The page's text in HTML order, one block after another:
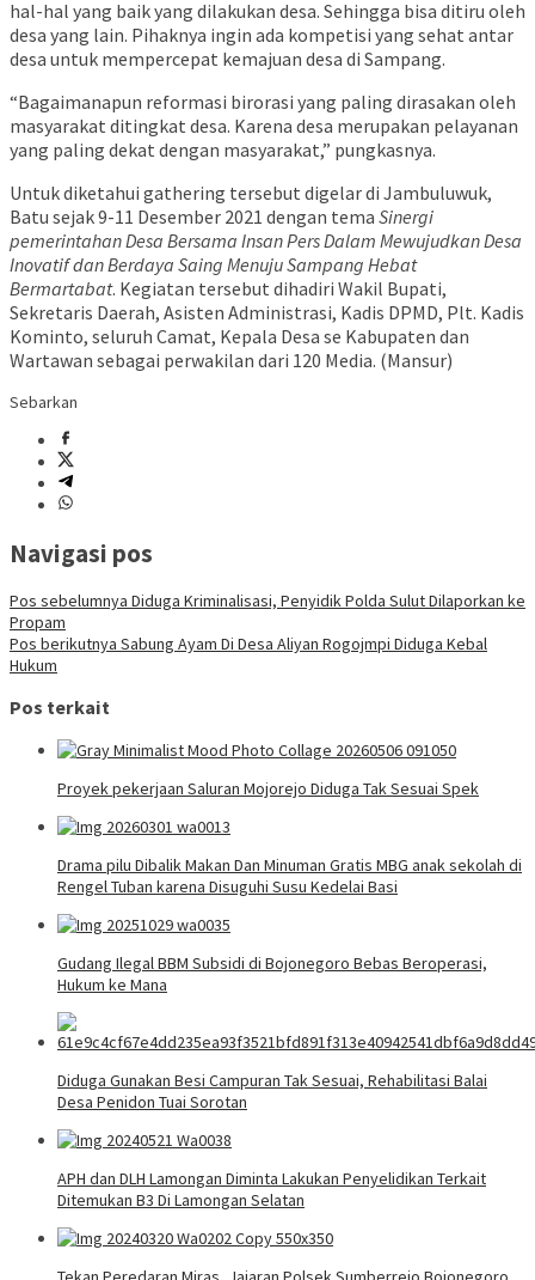
hal-hal yang baik yang dilakukan desa. Sehingga bisa ditiru oleh
desa yang lain. Pihaknya ingin ada kompetisi yang sehat antar
desa untuk mempercepat kemajuan desa di Sampang.
“Bagaimanapun reformasi birorasi yang paling dirasakan oleh
masyarakat ditingkat desa. Karena desa merupakan pelayanan
yang paling dekat dengan masyarakat,” pungkasnya.
Untuk diketahui gathering tersebut digelar di Jambuluwuk,
Batu sejak 9-11 Desember 2021 dengan tema Sinergi
pemerintahan Desa Bersama Insan Pers Dalam Mewujudkan Desa
Inovatif dan Berdaya Saing Menuju Sampang Hebat
Bermartabat. Kegiatan tersebut dihadiri Wakil Bupati,
Sekretaris Daerah, Asisten Administrasi, Kadis DPMD, Plt. Kadis
Kominto, seluruh Camat, Kepala Desa se Kabupaten dan
Wartawan sebagai perwakilan dari 120 Media. (Mansur)
Sebarkan
Navigasi pos
Pos sebelumnya Diduga Kriminalisasi, Penyidik Polda Sulut Dilaporkan ke
Propam
Pos berikutnya Sabung Ayam Di Desa Aliyan Rogojmpi Diduga Kebal
Hukum
Pos terkait
Proyek pekerjaan Saluran Mojorejo Diduga Tak Sesuai Spek
Drama pilu Dibalik Makan Dan Minuman Gratis MBG anak sekolah di
Rengel Tuban karena Disuguhi Susu Kedelai Basi
Gudang Ilegal BBM Subsidi di Bojonegoro Bebas Beroperasi,
Hukum ke Mana
Diduga Gunakan Besi Campuran Tak Sesuai, Rehabilitasi Balai
Desa Penidon Tuai Sorotan
APH dan DLH Lamongan Diminta Lakukan Penyelidikan Terkait
Ditemukan B3 Di Lamongan Selatan